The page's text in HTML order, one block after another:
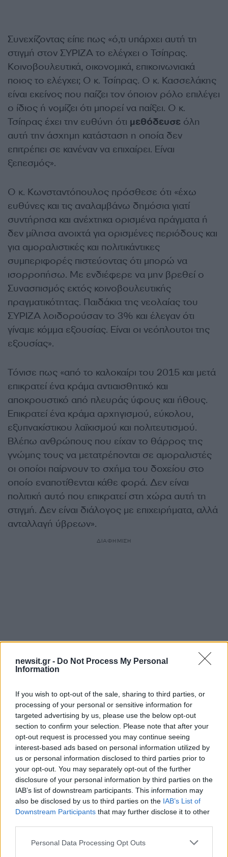
newsit.gr - Do Not Process My Personal
Information
If you wish to opt-out of the sale, sharing to third parties, or
processing of your personal or sensitive information for
targeted advertising by us, please use the below opt-out
section to confirm your selection. Please note that after your
opt-out request is processed you may continue seeing
interest-based ads based on personal information utilized by
us or personal information disclosed to third parties prior to
your opt-out. You may separately opt-out of the further
disclosure of your personal information by third parties on the
IAB’s list of downstream participants. This information may
also be disclosed by us to third parties on the IAB’s List of
Downstream Participants that may further disclose it to other
Please note that this website/app uses one or more Google
Personal Data Processing Opt Outs
Συνεχίζοντας είπε πως «ό,τι υπάρχει αυτή τη
στιγμή στον ΣΥΡΙΖΑ το ελέγχει ο Τσίπρας.
Κοινοβουλευτικά, οικονομικά, επικοινωνιακά
ποιος το ελέγχει; Ο κ. Τσίπρας. Ο κ. Κασσελάκης
είναι εκείνος που παίζει τον όποιον ρόλο επιλέγει
ο ίδιος ή νομίζει ότι μπορεί να παίξει. Ο κ.
Τσίπρας έχει την ευθύνη ότι μεθόδευσε όλη
αυτή την άσχημη κατάσταση η οποία δεν
επιτρέπει σε κανέναν να επιχαίρει. Είναι
ξεπεσμός».
Ο κ. Κωνσταντόπουλος πρόσθεσε ότι «έχω
ευθύνες και τις αναλαμβάνω δημόσια γιατί
συντήρησα και ανέχτηκα ορισμένα πράγματα ή
δεν μίλησα ανοιχτά για ορισμένες περιόδους και
για αμοραλιστικές και πολιτικάντικες
συμπεριφορές πιστεύοντας ότι μπορώ να
ισορροπήσω. Με ενδιέφερε να μην βρεθεί ο
Συνασπισμός εκτός κοινοβουλευτικής
πραγματικότητας. Παιδάκια της νεολαίας του
ΣΥΡΙΖΑ λοιδορούσαν το 3% και έλεγαν ότι
γίναμε κόμμα εξουσίας. Είναι οι νεόπλουτοι της
εξουσίας».
Τόνισε πως «από το καλοκαίρι του 2015 και μετά
επικρατεί ένα κράμα αντιαισθητικό και
αποκρουστικό από πλευράς ύφους και ήθους.
Επικρατεί ένα κράμα αρχηγισμού, εύκολου,
εξυπνακίστικου λαϊκισμού και πολιτευτισμού.
Βλέπω ανθρώπους που είχαν το θάρρος της
γνώμης τους να μετατρέπονται σε αμοραλιστές
οι οποίοι παίρνουν το σχήμα του δοχείου στο
οποίο εναποτίθενται κάθε φορά. Δεν είναι
πολιτική αυτό που επικρατεί στη χώρα αυτή τη
στιγμή. Δεν είναι διάλογος με επιχειρήματα, αλλά
ανταλλαγή ύβρεων».
ΔΙΑΦΗΜΙΣΗ
Αν τα χάσατε
Κλειστό το beach bar στην
Πάρο όπου πνίγηκε ο
4χρονος – Απολογείται ο
δηλωθεί ως ναυαγοσώστης
Εκρηκτικό κοκτέιλ
40άρια και 8 μποφόρ
συναγερμό η χώρα
άνεμοι τις επόμενες